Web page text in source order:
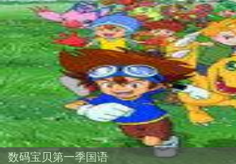
数码宝贝第一季国语